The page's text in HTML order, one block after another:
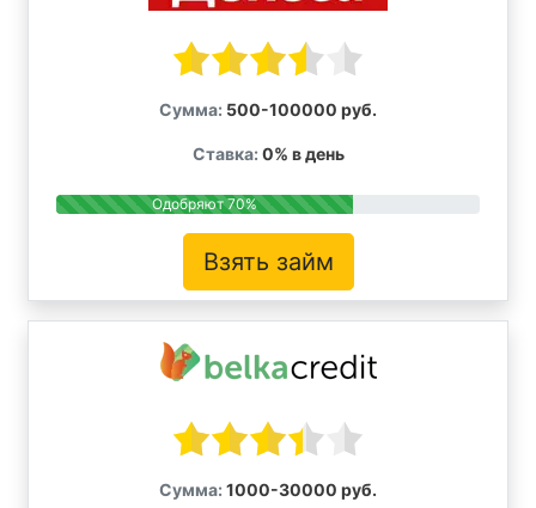
Сумма: 500-100000 руб.
Ставка: 0% в день
Одобряют 70%
Взять займ
Сумма: 1000-30000 руб.